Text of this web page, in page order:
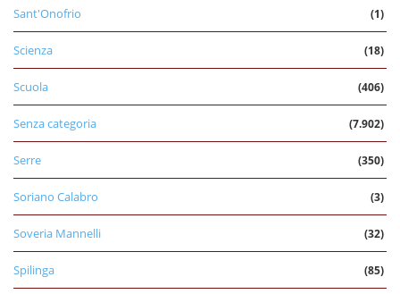
Sant'Onofrio (1)
Scienza (18)
Scuola (406)
Senza categoria (7.902)
Serre (350)
Soriano Calabro (3)
Soveria Mannelli (32)
Spilinga (85)